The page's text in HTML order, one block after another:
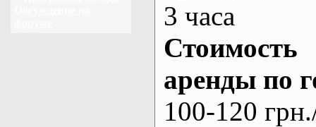
3 часа
Стоимость
аренды по
100-120